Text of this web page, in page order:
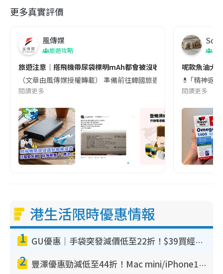
更多真實評價
風傳媒
旅遊攻略
旅遊注意｜搭飛機帶尿袋標明mAh都會被沒收😱出發前切記檢查
（文章由風傳媒授權轉載） 準備前往韓國旅遊的民眾，近期要
閱讀更多
Soul
呢款魚油大
💊 ｢精神返
閱讀更多
港生活限時優惠情報
1 GU優惠｜手袋突發減價低至22折！$39買經典波士頓包/餃子袋！飾物同步減價$29起！
2 豐澤優惠勁減低至44折！Mac mini/iPhone17Pro大減價！廚房家電$220起